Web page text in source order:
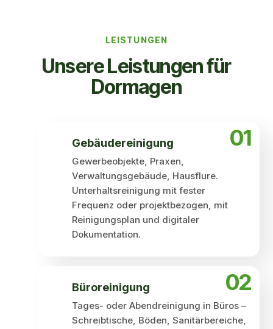
LEISTUNGEN
Unsere Leistungen für
Dormagen
01
Gebäude­reinigung
Gewerbeobjekte, Praxen,
Verwaltungsgebäude, Hausflure.
Unterhaltsreinigung mit fester
Frequenz oder projektbezogen, mit
Reinigungsplan und digitaler
Dokumentation.
02
Büro­reinigung
Tages- oder Abendreinigung in Büros –
Schreibtische, Böden, Sanitärbereiche,